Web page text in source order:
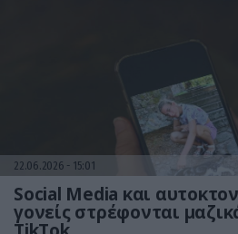
22.06.2026 15:01
Social Media και
γονείς στρέφονται